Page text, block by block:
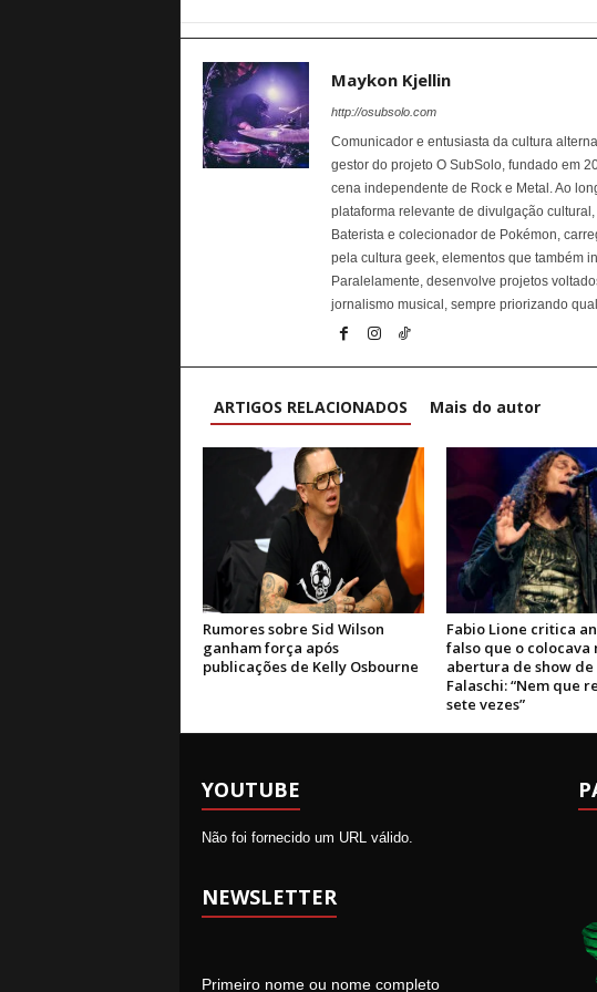
Maykon Kjellin
http://osubsolo.com
Comunicador e entusiasta da cultura
gestor do projeto O SubSolo, fundado em
cena independente de Rock e Metal. Ao
plataforma relevante de divulgação
Baterista e colecionador de Pokémon,
pela cultura geek, elementos que também
Paralelamente, desenvolve projetos
jornalismo musical, sempre priorizando
ARTIGOS RELACIONADOS Mais do autor
Rumores sobre Sid Wilson
ganham força após
publicações de Kelly Osbourne
Fabio Lione critica
falso que o colocava
abertura de show de
Falaschi: “Nem que
sete vezes”
YOUTUBE
Não foi fornecido um URL válido.
NEWSLETTER
Primeiro nome ou nome completo